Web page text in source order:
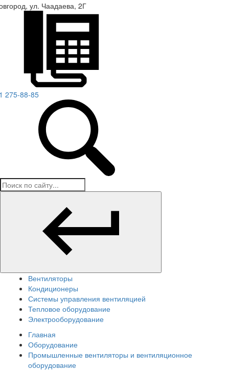
ул. Чаадаева, 2Г
275-88-85
Вентиляторы
Кондиционеры
Системы управления вентиляцией
Тепловое оборудование
Электрооборудование
Главная
Оборудование
Промышленные вентиляторы и вентиляционное
оборудование